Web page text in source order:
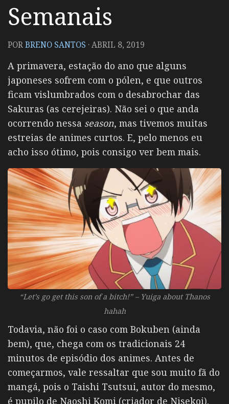
Semanais
PORBRENO SANTOS ·ABRIL 8, 2019
A primavera, estação do ano que alguns
japoneses sofrem com o pólen, e que outros
ficam vislumbrados com o desabrochar das
Sakuras (as cerejeiras). Não sei o que anda
ocorrendo nessa season, mas tivemos muitas
estreias de animes curtos. E, pelo menos eu
acho isso ótimo, pois consigo ver bem mais.
“Let’s go get this son of a bitch!” – Yuiga about Thanos
hahah
Todavia, não foi o caso com Bokuben (ainda
bem), que, chega com os tradicionais 24
minutos de episódio dos animes. Antes de
começarmos, vale ressaltar que sou muito fã do
mangá, pois o Taishi Tsutsui, autor do mesmo,
é pupilo de Naoshi Komi (criador de Nisekoi).